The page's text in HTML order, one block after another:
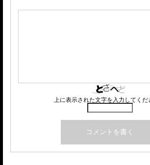
上に表示された文字を入力してくだ